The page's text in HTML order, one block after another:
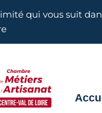
qui vous suit